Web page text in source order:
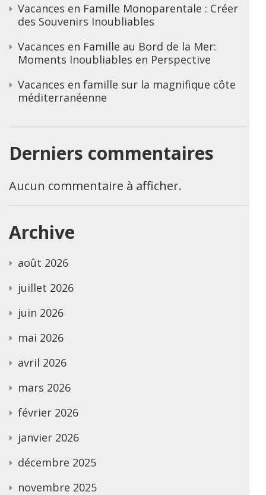
Vacances en Famille Monoparentale : Créer
des Souvenirs Inoubliables
Vacances en Famille au Bord de la Mer:
Moments Inoubliables en Perspective
Vacances en famille sur la magnifique côte
méditerranéenne
Derniers commentaires
Aucun commentaire à afficher.
Archive
août 2026
juillet 2026
juin 2026
mai 2026
avril 2026
mars 2026
février 2026
janvier 2026
décembre 2025
novembre 2025